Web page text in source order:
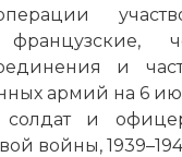
и
армий на 6
и
войны,